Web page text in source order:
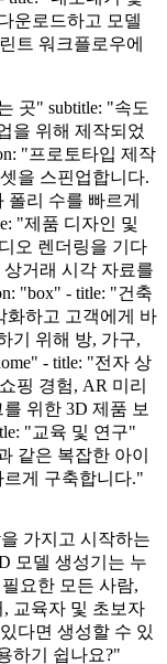
운로드하고 모델
트 워크플로우에
곳" subtitle: "속도
을 위해 제작되었
"프로토타입 제작
을 스핀업합니다.
리 수를 빠르게
"제품 디자인 및
오 렌더링을 기다
거래 시각 자료를
"box" - title: "건축
화하고 고객에게 바
기 위해 방, 가구,
- title: "전자 상
핑 경험, AR 미리
위한 3D 제품 보
"교육 및 연구"
같은 복잡한 아이
게 구축합니다."
가지고 시작하는
모델 생성기는 누
요한 모든 사람,
교육자 및 초보자
다면 생성할 수 있
하기 쉽나요?"